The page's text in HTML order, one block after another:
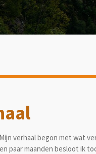
verhaal begon met wat
paar maanden besloot ik